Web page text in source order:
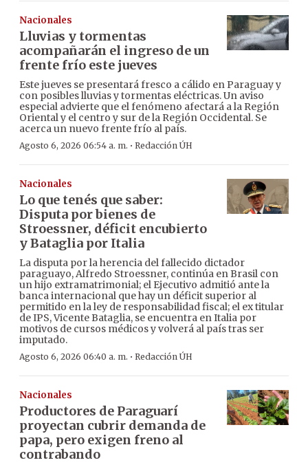
Nacionales
Lluvias y tormentas
acompañarán el ingreso de un
frente frío este jueves
Este jueves se presentará fresco a cálido en Paraguay y
con posibles lluvias y tormentas eléctricas. Un aviso
especial advierte que el fenómeno afectará a la Región
Oriental y el centro y sur de la Región Occidental. Se
acerca un nuevo frente frío al país.
Agosto 6, 2026 06:54 a. m. · Redacción ÚH
Nacionales
Lo que tenés que saber:
Disputa por bienes de
Stroessner, déficit encubierto
y Bataglia por Italia
La disputa por la herencia del fallecido dictador
paraguayo, Alfredo Stroessner, continúa en Brasil con
un hijo extramatrimonial; el Ejecutivo admitió ante la
banca internacional que hay un déficit superior al
permitido en la ley de responsabilidad fiscal; el ex titular
de IPS, Vicente Bataglia, se encuentra en Italia por
motivos de cursos médicos y volverá al país tras ser
imputado.
Agosto 6, 2026 06:40 a. m. · Redacción ÚH
Nacionales
Productores de Paraguarí
proyectan cubrir demanda de
papa, pero exigen freno al
contrabando